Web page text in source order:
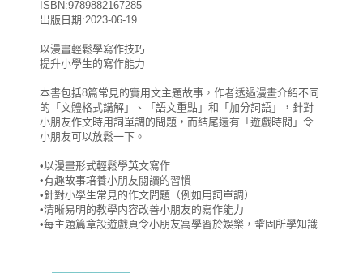
ISBN:9789882167285
出版日期:2023-06-19
以漫畫輕鬆學寫作技巧
提升小學生的寫作能力
本書包括8篇常見的實用文主題故事，作者透過漫畫介紹不同
的「文體格式講解」、「語文重點」和「加分詞語」，針對
小朋友作文時用詞單調的問題，而結尾還有「遊戲時間」令
小朋友可以放鬆一下。
•以漫畫形式輕鬆學英文寫作
•有趣故事培養小朋友閲讀的習慣
•針對小學生常見的作文問題（例如用詞單調）
•清晰易明的教學内容改善小朋友的寫作能力
•每主題篇章設遊戲頁令小朋友寓學習於娛樂，鞏固所學知識